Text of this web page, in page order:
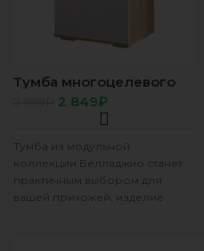
Тумба многоцелевого
назначения
“Белладжио” ТБ-20
сонома/белый
2 849₽
Тумба из модульной
коллекции Белладжио станет
практичным выбором для
вашей прихожей. изделие